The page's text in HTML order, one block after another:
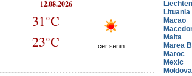
12.08.2026
31°C
cer senin
23°C
Lituania
Macao
Malta
Marea
Maroc
Mexic
Moldova